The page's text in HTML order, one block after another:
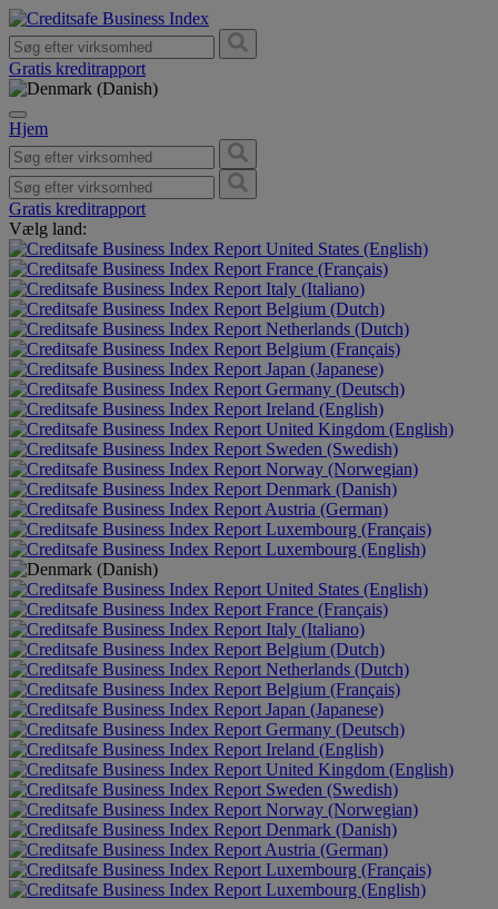
Gratis kreditrapport
Hjem
Gratis kreditrapport
Vælg land:
United States (English)
France (Français)
Italy (Italiano)
Belgium (Dutch)
Netherlands (Dutch)
Belgium (Français)
Japan (Japanese)
Germany (Deutsch)
Ireland (English)
United Kingdom (English)
Sweden (Swedish)
Norway (Norwegian)
Denmark (Danish)
Austria (German)
Luxembourg (Français)
Luxembourg (English)
United States (English)
France (Français)
Italy (Italiano)
Belgium (Dutch)
Netherlands (Dutch)
Belgium (Français)
Japan (Japanese)
Germany (Deutsch)
Ireland (English)
United Kingdom (English)
Sweden (Swedish)
Norway (Norwegian)
Denmark (Danish)
Austria (German)
Luxembourg (Français)
Luxembourg (English)